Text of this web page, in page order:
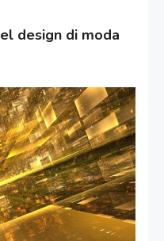
design di moda